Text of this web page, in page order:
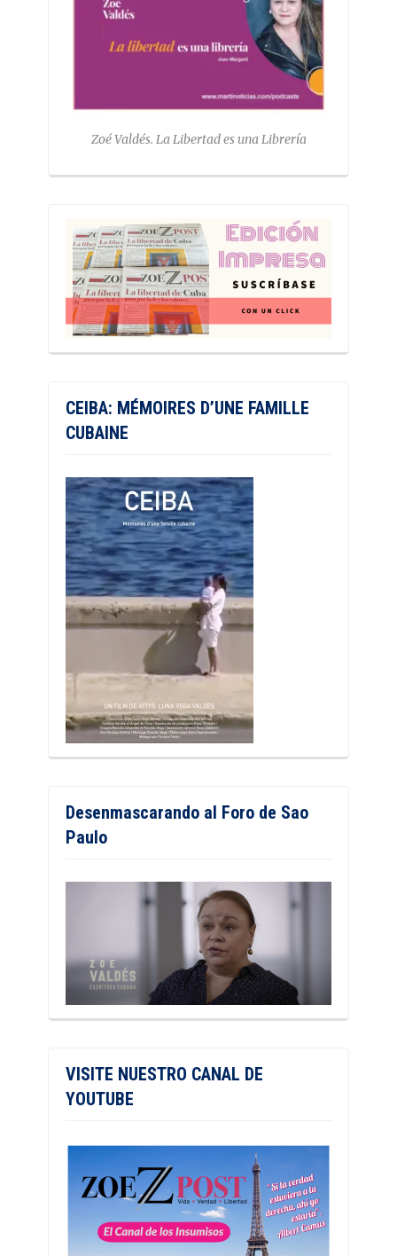
Zoé Valdés. La Libertad es una Librería
CEIBA: MÉMOIRES D’UNE FAMILLE
CUBAINE
Desenmascarando al Foro de Sao
Paulo
VISITE NUESTRO CANAL DE
YOUTUBE